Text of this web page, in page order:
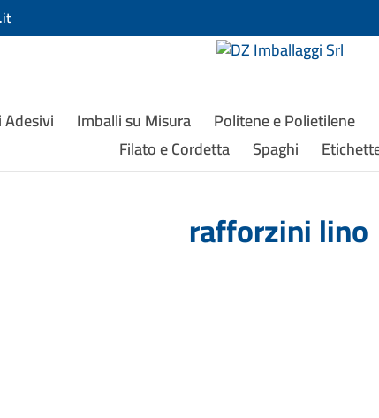
Imballi su Misura Politene e Polietilene
Filato e Cordetta
Spaghi
rafforzini lino